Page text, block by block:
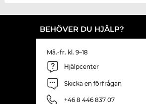
BEHÖVER DU HJÄLP?
Må.-fr. kl. 9–18
Hjälpcenter
Skicka en förfrågan
+46 8 446 837 07